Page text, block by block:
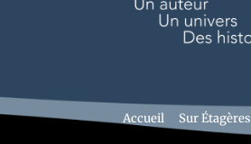
Accueil Sur Étagères